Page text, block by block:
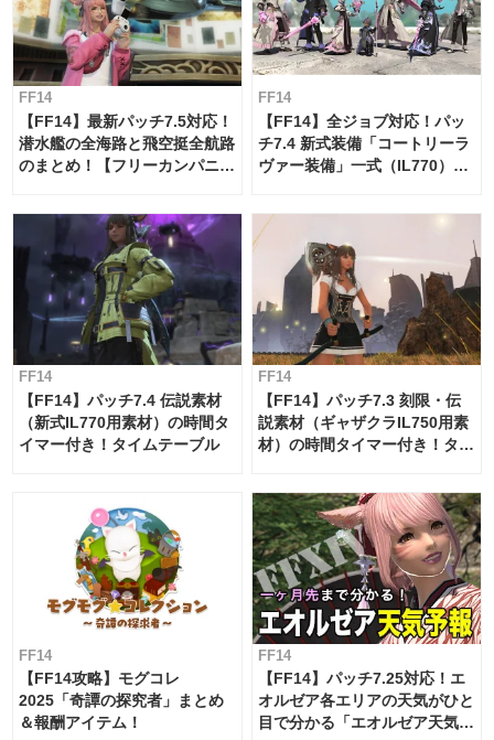
FF14
【FF14】最新パッチ7.5対応！
潜水艦の全海路と飛空挺全航路
のまとめ！【フリーカンパニ
FF14
【FF14】全ジョブ対応！パッ
チ7.4 新式装備「コートリーラ
ヴァー装備」一式（IL770）の
FF14
【FF14】パッチ7.4 伝説素材
（新式IL770用素材）の時間タ
イマー付き！タイムテーブル
FF14
【FF14】パッチ7.3 刻限・伝
説素材（ギャザクラIL750用素
材）の時間タイマー付き！タイ
FF14
【FF14攻略】モグコレ
2025「奇譚の探究者」まとめ
＆報酬アイテム！
FF14
【FF14】パッチ7.25対応！エ
オルゼア各エリアの天気がひと
目で分かる「エオルゼア天気予